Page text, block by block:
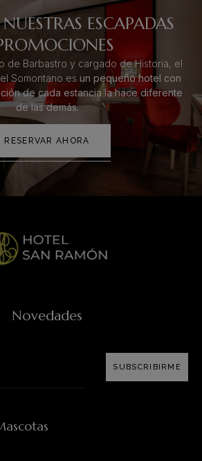
ESCAPADAS
de Barbastro y cargado de Historia, el
Somontano es un pequeño hotel con
de cada estancia la hace diferente
de las demás.
RESERVAR AHORA
Novedades
SUBSCRIBIRME